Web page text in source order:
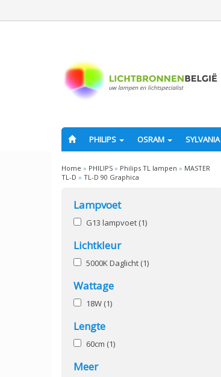
PHILIPS OSRAM SYLVANIA
Home » PHILIPS » Philips TL lampen » MASTER
TL-D » TL-D 90 Graphica
Lampvoet
G13 lampvoet (1)
Lichtkleur
5000K Daglicht (1)
Wattage
18W (1)
Lengte
60cm (1)
Meer